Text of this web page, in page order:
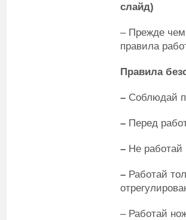
слайд)
– Прежде
правила
Правила
– Соблюдай
– Перед
– Не
– Работай
– Работай